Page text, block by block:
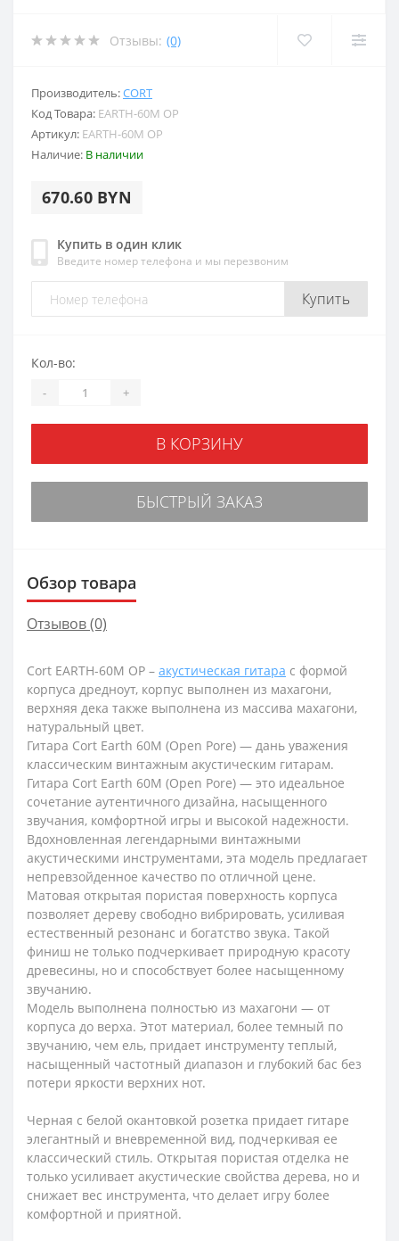
Отзывы: (0)
Производитель:CORT
Код Товара: EARTH-60M OP
Артикул: EARTH-60M OP
Наличие: В наличии
670.60 BYN
Купить в один клик
Введите номер телефона и мы перезвоним
Купить
Кол-во:
- +
В КОРЗИНУ
БЫСТРЫЙ ЗАКАЗ
Обзор товара
Отзывов (0)
Cort EARTH-60M OP – акустическая гитара с формой
корпуса дредноут, корпус выполнен из махагони,
верхняя дека также выполнена из массива махагони,
натуральный цвет.
Гитара Cort Earth 60M (Open Pore) — дань уважения
классическим винтажным акустическим гитарам.
Гитара Cort Earth 60M (Open Pore) — это идеальное
сочетание аутентичного дизайна, насыщенного
звучания, комфортной игры и высокой надежности.
Вдохновленная легендарными винтажными
акустическими инструментами, эта модель предлагает
непревзойденное качество по отличной цене.
Матовая открытая пористая поверхность корпуса
позволяет дереву свободно вибрировать, усиливая
естественный резонанс и богатство звука. Такой
финиш не только подчеркивает природную красоту
древесины, но и способствует более насыщенному
звучанию.
Модель выполнена полностью из махагони — от
корпуса до верха. Этот материал, более темный по
звучанию, чем ель, придает инструменту теплый,
насыщенный частотный диапазон и глубокий бас без
потери яркости верхних нот.
Черная с белой окантовкой розетка придает гитаре
элегантный и вневременной вид, подчеркивая ее
классический стиль. Открытая пористая отделка не
только усиливает акустические свойства дерева, но и
снижает вес инструмента, что делает игру более
комфортной и приятной.